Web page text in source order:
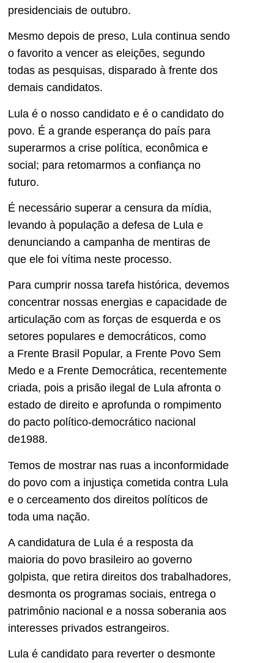
presidenciais de outubro.
Mesmo depois de preso, Lula continua sendo
o favorito a vencer as eleições, segundo
todas as pesquisas, disparado à frente dos
demais candidatos.
Lula é o nosso candidato e é o candidato do
povo. É a grande esperança do país para
superarmos a crise política, econômica e
social; para retomarmos a confiança no
futuro.
É necessário superar a censura da mídia,
levando à população a defesa de Lula e
denunciando a campanha de mentiras de
que ele foi vítima neste processo.
Para cumprir nossa tarefa histórica, devemos
concentrar nossas energias e capacidade de
articulação com as forças de esquerda e os
setores populares e democráticos, como
a Frente Brasil Popular, a Frente Povo Sem
Medo e a Frente Democrática, recentemente
criada, pois a prisão ilegal de Lula afronta o
estado de direito e aprofunda o rompimento
do pacto político-democrático nacional
de1988.
Temos de mostrar nas ruas a inconformidade
do povo com a injustiça cometida contra Lula
e o cerceamento dos direitos políticos de
toda uma nação.
A candidatura de Lula é a resposta da
maioria do povo brasileiro ao governo
golpista, que retira direitos dos trabalhadores,
desmonta os programas sociais, entrega o
patrimônio nacional e a nossa soberania aos
interesses privados estrangeiros.
Lula é candidato para reverter o desmonte